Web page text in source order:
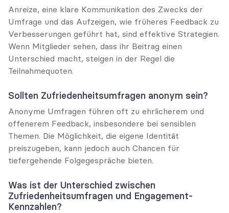
Anreize, eine klare Kommunikation des Zwecks der
Umfrage und das Aufzeigen, wie früheres Feedback zu
Verbesserungen geführt hat, sind effektive Strategien.
Wenn Mitglieder sehen, dass ihr Beitrag einen
Unterschied macht, steigen in der Regel die
Teilnahmequoten.
Sollten Zufriedenheitsumfragen anonym sein?
Anonyme Umfragen führen oft zu ehrlicherem und
offenerem Feedback, insbesondere bei sensiblen
Themen. Die Möglichkeit, die eigene Identität
preiszugeben, kann jedoch auch Chancen für
tiefergehende Folgegespräche bieten.
Was ist der Unterschied zwischen
Zufriedenheitsumfragen und Engagement-
Kennzahlen?